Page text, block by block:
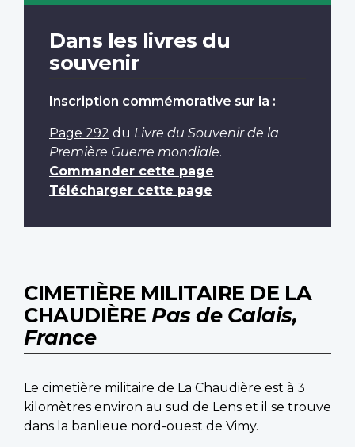
Dans les livres du
souvenir
Inscription commémorative sur la :
Page 292 du Livre du Souvenir de la
Première Guerre mondiale.
Commander cette page
Télécharger cette page
CIMETIÈRE MILITAIRE DE LA
CHAUDIÈRE Pas de Calais,
France
Le cimetière militaire de La Chaudière est à 3
kilomètres environ au sud de Lens et il se trouve
dans la banlieue nord-ouest de Vimy.